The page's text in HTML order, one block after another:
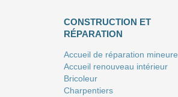
CONSTRUCTION ET
RÉPARATION
Accueil de réparation mineure
Accueil renouveau intérieur
Bricoleur
Charpentiers